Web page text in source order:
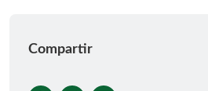
Compartir